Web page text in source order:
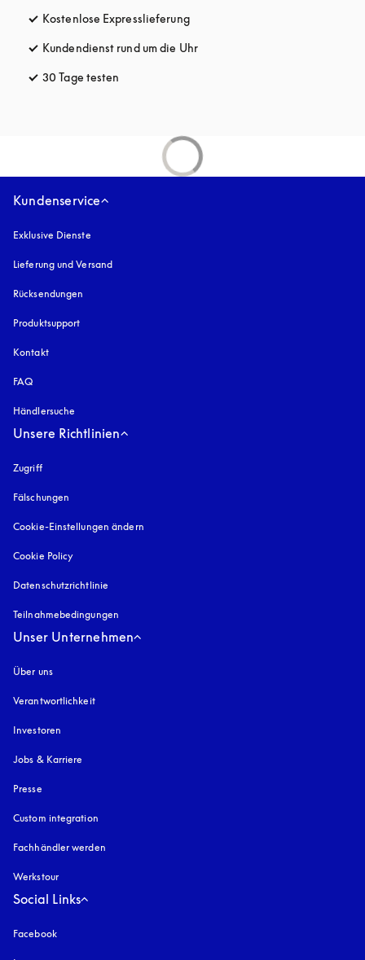
Kostenlose Expresslieferungöffnet sich in einem neuen Tab
Kundendienst rund um die Uhröffnet sich in einem neuen Tab
30 Tage testen
Kundenservice
Exklusive Dienste
Lieferung und Versand
Rücksendungen
Produktsupport
Kontakt
FAQ
Händlersuche
Unsere Richtlinien
Zugrifföffnet sich in einem neuen Tab
Fälschungen
Cookie-Einstellungen ändern
Cookie Policy
Datenschutzrichtlinie
Teilnahmebedingungen
Unser Unternehmen
Über uns
Verantwortlichkeit
Investoren
Jobs & Karriere
Presse
Custom integration
Fachhändler werden
Werkstour
Social Links
Facebook